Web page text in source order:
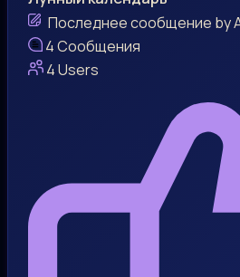
Последнее сообщение by
4Сообщения
4Users